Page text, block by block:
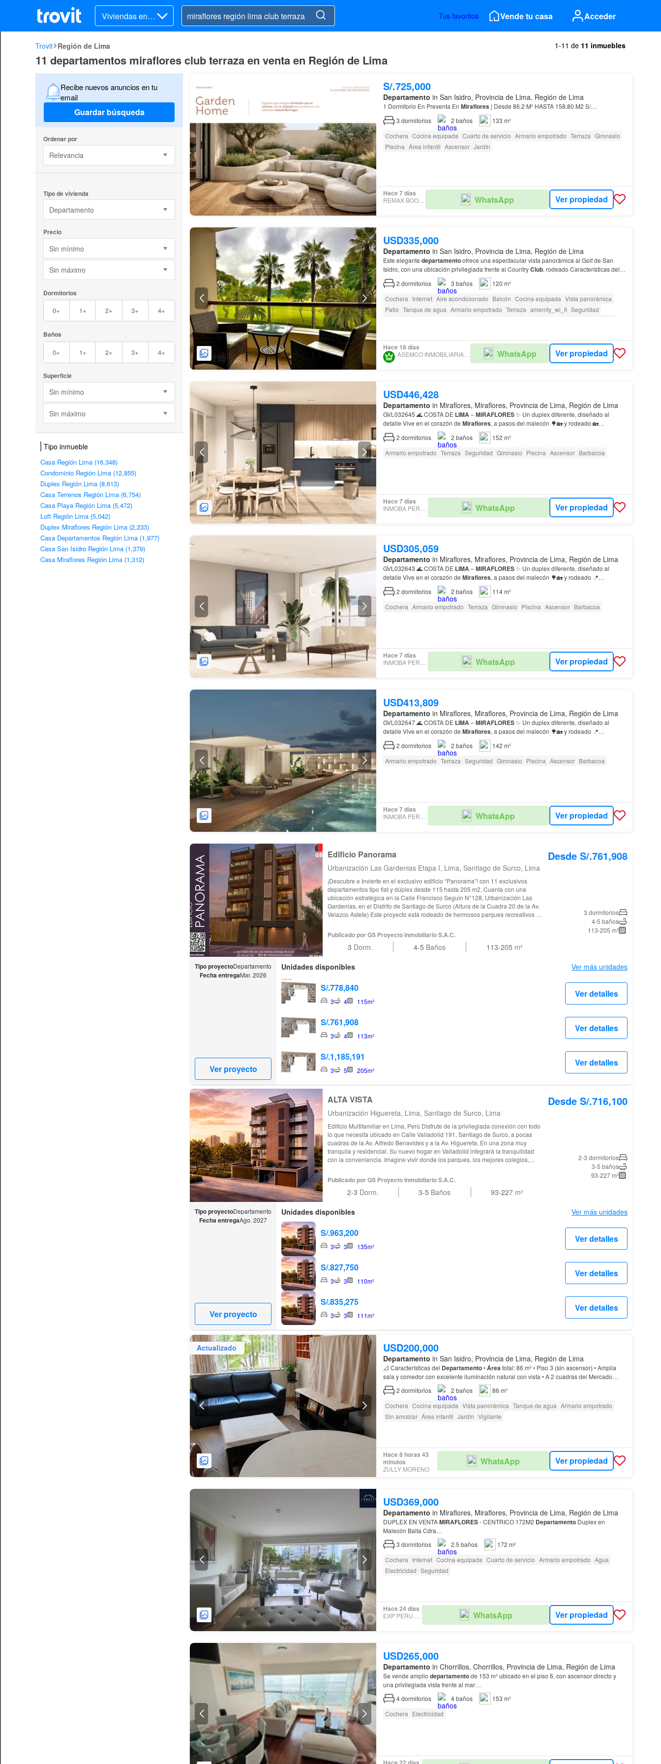
Viviendas en v
enta
Tus favoritos Vende tu casa Acceder
Trovit Región de Lima 1-11 de 11 inmuebles
11 departamentos miraflores club terraza en venta en Región de Lima
Recibe nuevos anuncios en tu
email
Guardar búsqueda
Ordenar por
Relevancia
Tipo de vivienda
Departamento
Precio
Sin mínimo
Sin máximo
Dormitorios
0+ 1+ 2+ 3+ 4+
Baños
0+ 1+ 2+ 3+ 4+
Superficie
Sin mínimo
Sin máximo
Tipo inmueble
Casa Región Lima (16,348)
Condominio Región Lima (12,855)
Duplex Región Lima (8,613)
Casa Terrenos Región Lima (6,754)
Casa Playa Región Lima (5,472)
Loft Región Lima (5,042)
Duplex Miraflores Región Lima (2,233)
Casa Departamentos Región Lima (1,977)
Casa San Isidro Región Lima (1,379)
Casa Miraflores Región Lima (1,312)
S/.725,000
Departamento in San Isidro, Provincia de Lima, Región de Lima
1 Dormitorio En Preventa En Miraflores
| Desde 86.2 M² HASTA 158.80 M2 S/…
3 dormitorios 2 baños
133 m²
Cochera Cocina equipada Cuarto de servicio Armario empotrado Terraza Gimnasio
Piscina Área infantil Ascensor Jardín
Hace 7 días
REMAX BOOSTER WhatsApp Ver propiedad
USD335,000
Departamento in San Isidro, Provincia de Lima, Región de Lima
Este elegante departamentoofrece una espectacular vista panorámica al Golf de San
Isidro, con una ubicación privilegiada frente al CountryClub, rodeado Características del
departamento : -----------------------------------…
2 dormitorios 3 baños
120 m²
Cochera Internet Aire acondicionado Balcón Cocina equipada Vista panorámica
Patio Tanque de agua Armario empotrado Terraza amenity_wi_fi Seguridad
Hace 18 días
ASEMCO INMOBILIARIA - RINA RODRÍGUEZ WhatsApp Ver propiedad
USD446,428
Departamento in Miraflores, Miraflores, Provincia de Lima, Región de Lima
GVL032645 🌊 COSTA DE LIMA–MIRAFLORES✨ Un duplex diferente, diseñado al
detalle Vive en el corazón de Miraflores, a pasos del malecón 🌳🏡 y rodeado 🏡
Departamento
2 dormitorios 2 baños
152 m²
Armario empotrado Terraza Seguridad Gimnasio Piscina Ascensor Barbacoa
Hace 7 días
INMOBA PERU SAC WhatsApp Ver propiedad
USD305,059
Departamento in Miraflores, Miraflores, Provincia de Lima, Región de Lima
GVL032643 🌊 COSTA DE LIMA–MIRAFLORES✨ Un duplex diferente, diseñado al
detalle Vive en el corazón de Miraflores, a pasos del malecón 🌳🏡 y rodeado 📍
Direccion: Av…
2 dormitorios 2 baños
114 m²
Cochera Armario empotrado Terraza Gimnasio Piscina Ascensor Barbacoa
Hace 7 días
INMOBA PERU SAC WhatsApp Ver propiedad
USD413,809
Departamento in Miraflores, Miraflores, Provincia de Lima, Región de Lima
GVL032647 🌊 COSTA DE LIMA–MIRAFLORES✨ Un duplex diferente, diseñado al
detalle Vive en el corazón de Miraflores, a pasos del malecón 🌳🏡 y rodeado 📍
Direccion: Av…
2 dormitorios 2 baños
142 m²
Armario empotrado Terraza Seguridad Gimnasio Piscina Ascensor Barbacoa
Hace 7 días
INMOBA PERU SAC WhatsApp Ver propiedad
Edificio Panorama
Urbanización Las Gardenias Etapa I, Lima, Santiago de Surco, Lima
¡Descubre e Invierte en el exclusivo edificio “Panorama”! con 11 exclusivos
departamentos tipo flat y dúplex desde 115 hasta 205 m2, Cuenta con una
ubicación estratégica en la Calle Francisco Seguin N°128, Urbanización Las
Gardenias, en el Distrito de Santiago de Surco (Altura de la Cuadra 20 de la Av.
Velazco Astete) Este proyecto está rodeado de hermosos parques recreativos y
este edificio ofrece una excelente iluminación y ventilación natural. Cada unidad
inmobiliaria cuenta con sala comedor, baño de visita, terrazas con zonas de
BBQ, opciones de cocina cerrada o abierta con muebles altos, bajos y tableros
y 3 dormitorios con amplios closets, el principal incluye su propio baño y los
¡Te invitamos a visitar nuestra caseta de ventas en la Calle Francisco Seguin
N°128, Urbanización Las Gardenias, en el Distrito de Santiago de Surco (Altura
de la Cuadra 20 de la Av. Velazco Astete), todos los días de 9:00 am a 06:00 pm
Publicado por GS Proyecto Inmobiliario S.A.C.
3 Dorm. 4-5 Baños 113-205 m²
Desde S/.761,908
3 dormitorios
4-5 baños
113-205 m²
Tipo proyectoDepartamento
Fecha entregaMar. 2026
Ver proyecto
Unidades disponibles Ver más unidades
S/.778,840
3 4 115m²
Ver detalles
S/.761,908
3 4 113m²
Ver detalles
S/.1,185,191
3 5 205m²
Ver detalles
ALTA VISTA
Urbanización Higuereta, Lima, Santiago de Surco, Lima
Edificio Multifamiliar en Lima, Perú Disfrute de la privilegiada conexión con todo
lo que necesita ubicado en Calle Valladolid 191, Santiago de Surco, a pocas
cuadras de la Av. Alfredo Benavides y a la Av. Higuereta. En una zona muy
tranquila y residencial. Su nuevo hogar en Valladolid integrará la tranquilidad
con la conveniencia. Imagine vivir donde los parques, los mejores colegios,
Esta es la ubicación perfecta para construir los recuerdos más valiosos de su
familia, con la ciudad a sus pies y la comodidad de siempre tenerlo todo cerca.
Publicado por GS Proyecto Inmobiliario S.A.C.
2-3 Dorm. 3-5 Baños 93-227 m²
Desde S/.716,100
2-3 dormitorios
3-5 baños
93-227 m²
Tipo proyectoDepartamento
Fecha entregaAgo. 2027
Ver proyecto
Unidades disponibles Ver más unidades
S/.963,200
3 3 135m²
Ver detalles
S/.827,750
3 3 110m²
Ver detalles
S/.835,275
3 3 111m²
Ver detalles
Actualizado USD200,000
Departamento in San Isidro, Provincia de Lima, Región de Lima
📐 Características del Departamento•Áreatotal: 86 m² • Piso 3 (sin ascensor) • Amplia
sala y comedor con excelente iluminación natural con vista • A 2 cuadras del Mercado
Santa Cruz • A 10 minutos del
Golf
2 dormitorios 2 baños
86 m²
Cochera Cocina equipada Vista panorámica Tanque de agua Armario empotrado
Sin amoblar Área infantil Jardín Vigilante
Hace 8 horas 43
minutos
ZULLY MORENO
WhatsApp Ver propiedad
USD369,000
Departamento in Miraflores, Miraflores, Provincia de Lima, Región de Lima
DUPLEX EN VENTAMIRAFLORES- CENTRICO 172M2 DepartamentoDuplex en
Malecón Balta Cdra…
3 dormitorios 2.5 baños
172 m²
Cochera Internet Cocina equipada Cuarto de servicio Armario empotrado Agua
Electricidad Seguridad
Hace 24 días
WhatsApp Ver propiedad
USD265,000
Departamento in Chorrillos, Chorrillos, Provincia de Lima, Región de Lima
Se vende amplio departamentode 153 m² ubicado en el piso 6, con ascensor directo y
una privilegiada vista frente al mar…
4dormitorios 4baños
153 m²
Cochera Electricidad